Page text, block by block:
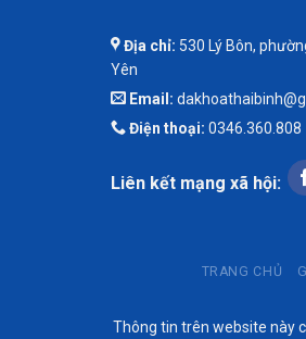
Địa chỉ: 530 Lý Bôn,
Yên
Email:
Điện thoại: 0346.360.808
Liên kết mạng xã hội:
TRANG CHỦ
Thông tin trên website này